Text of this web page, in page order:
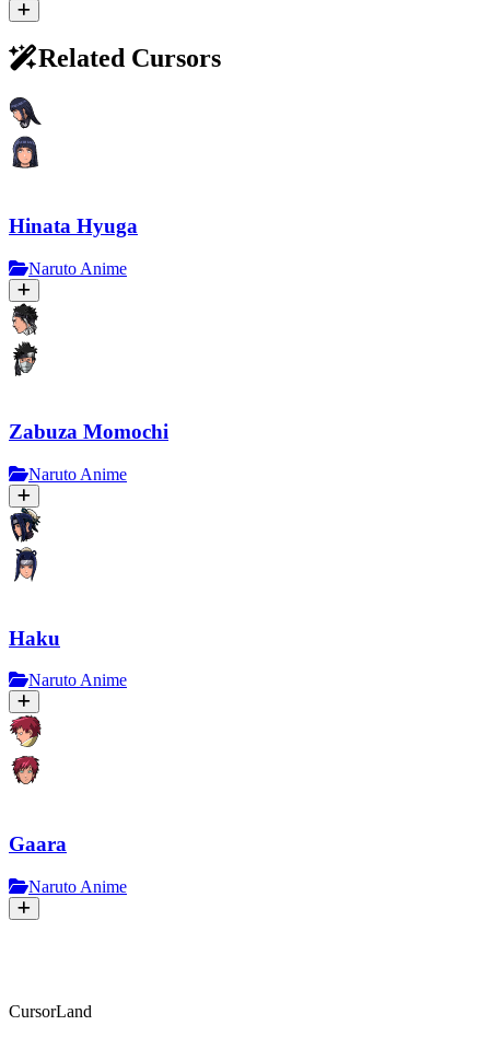
Related Cursors
Hinata Hyuga
Naruto Anime
Zabuza Momochi
Naruto Anime
Haku
Naruto Anime
Gaara
Naruto Anime
CursorLand